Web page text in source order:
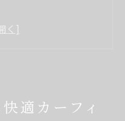
びで後悔しないポイ
店の選び方と注意点
県の夏を快適に過ご
適カーフィ